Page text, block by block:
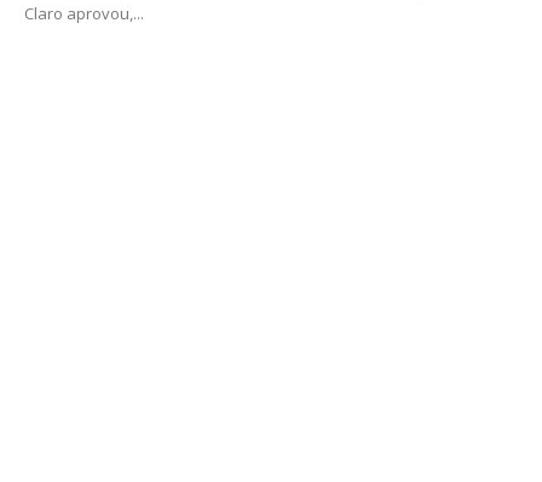
Claro aprovou,...